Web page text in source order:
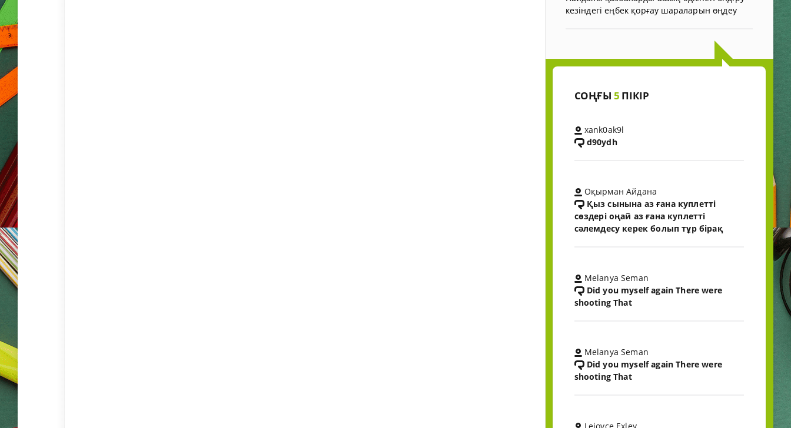
кезіндегі еңбек қорғау шараларын өңдеу
СОҢҒЫ 5 ПІКІР
xank0ak9l
d90ydh
Оқырман Айдана
Қыз сынына аз ғана куплетті
сөздері оңай аз ғана куплетті
сәлемдесу керек болып тұр бірақ
Melanya Seman
Did you myself again There were
shooting That
Melanya Seman
Did you myself again There were
shooting That